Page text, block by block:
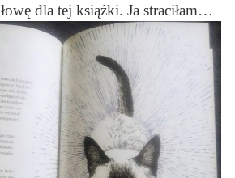
dla tej książki. Ja straciłam…